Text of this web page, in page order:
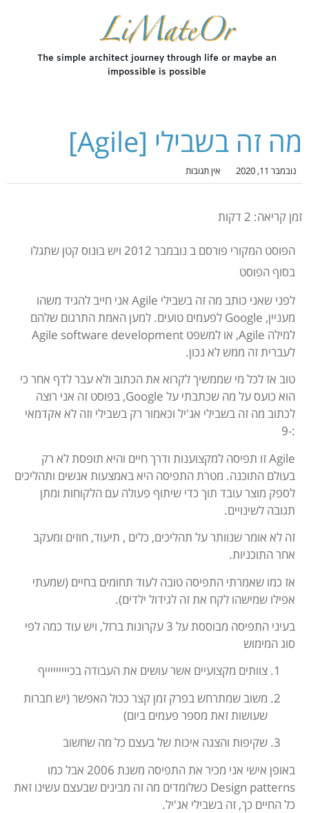
The simple architect journey through life or maybe an
impossible is possible
מה זה בשבילי [Agile]
נובמבר 11, 2020 אין תגובות
זמן קריאה: 2 דקות
הפוסט המקורי פורסם ב נובמבר 2012 ויש בונוס קטן שתגלו
בסוף הפוסט
לפני שאני כותב מה זה בשבילי Agile אני חייב להגיד משהו
מעניין, Google לפעמים טועים. למען האמת התרגום שלהם
למילה Agile, או למשפט Agile software development
לעברית זה ממש לא נכון.
טוב אז לכל מי שממשיך לקרוא את הכתוב ולא עבר לדף אחר כי
הוא כועס על מה שכתבתי על Google, בפוסט זה אני רוצה
לכתוב מה זה בשבילי אג'יל וכאמור רק בשבילי וזה לא אקדמאי
:-9
Agile זו תפיסה למקצוענות ודרך חיים והיא תופסת לא רק
בעולם התוכנה. מטרת התפיסה היא באמצעות אנשים ותהליכים
לספק מוצר עובד תוך כדי שיתוף פעולה עם הלקוחות ומתן
תגובה לשינויים.
זה לא אומר שנוותר על תהליכים, כלים , תיעוד, חוזים ומעקב
אחר התוכניות.
אז כמו שאמרתי התפיסה טובה לעוד תחומים בחיים (שמעתי
אפילו שמישהו לקח את זה לגידול ילדים).
בעיני התפיסה מבוססת על 3 עקרונות ברזל, ויש עוד כמה לפי
סוג המימוש
צוותים מקצועיים אשר עושים את העבודה בכיייייייייף
משוב שמתרחש בפרק זמן קצר ככול האפשר (יש חברות
שעושות זאת מספר פעמים ביום)
שקיפות והצגה איכות של בעצם כל מה שחשוב
באופן אישי אני מכיר את התפיסה משנת 2006 אבל כמו
Design patterns כשלומדים מה זה מבינים שבעצם עשינו זאת
כל החיים כך, זה בשבילי אג'יל.